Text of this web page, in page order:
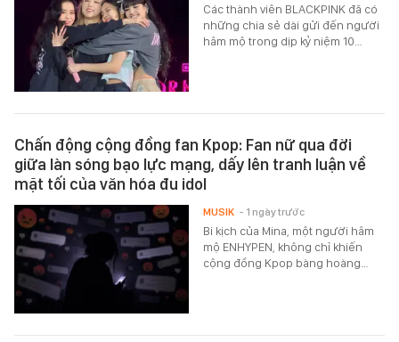
Các thành viên BLACKPINK đã có
những chia sẻ dài gửi đến người
hâm mộ trong dịp kỷ niệm 10…
Chấn động cộng đồng fan Kpop: Fan nữ qua đời
giữa làn sóng bạo lực mạng, dấy lên tranh luận về
mặt tối của văn hóa đu idol
Bi kịch của Mina, một người hâm
mộ ENHYPEN, không chỉ khiến
cộng đồng Kpop bàng hoàng…
MUSIK - 1 ngày trước